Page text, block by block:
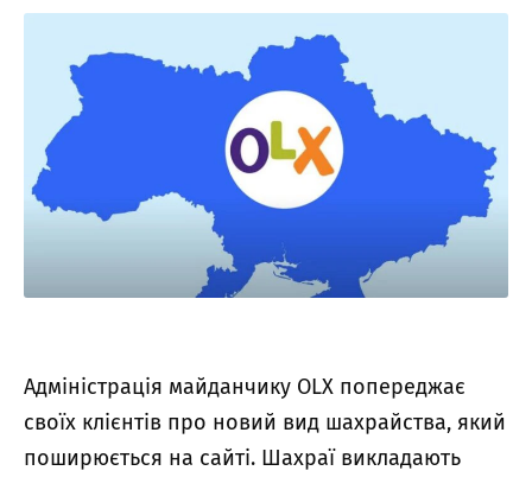
Адміністрація майданчику OLX попереджає
своїх клієнтів про новий вид шахрайства, який
поширюється на сайті. Шахраї викладають